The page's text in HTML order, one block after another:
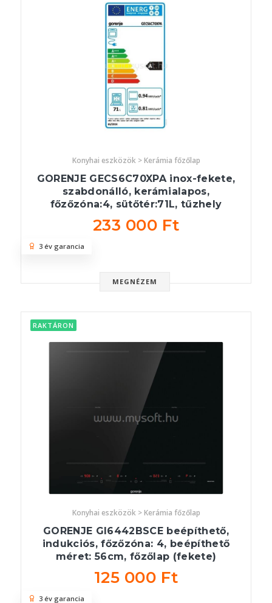
Konyhai eszközök > Kerámia főzőlap
GORENJE GECS6C70XPA inox-fekete,
szabdonálló, kerámialapos,
főzőzóna:4, sütőtér:71L, tűzhely
233 000 Ft
MEGNÉZEM
3 év garancia
RAKTÁRON
Konyhai eszközök > Kerámia főzőlap
GORENJE GI6442BSCE beépíthető,
indukciós, főzőzóna: 4, beépíthető
méret: 56cm, főzőlap (fekete)
125 000 Ft
3 év garancia